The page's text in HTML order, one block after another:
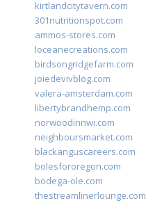
kirtlandcitytavern.com
301nutritionspot.com
ammos-stores.com
loceanecreations.com
birdsongridgefarm.com
joiedevivblog.com
valera-amsterdam.com
libertybrandhemp.com
norwoodinnwi.com
neighboursmarket.com
blackanguscareers.com
bolesfororegon.com
bodega-ole.com
thestreamlinerlounge.com